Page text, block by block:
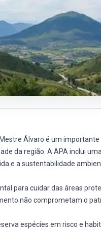
Álvaro é um
da região. A APA inclui
e a sustentabilidade
para cuidar das áreas
não comprometam o
espécies em risco e